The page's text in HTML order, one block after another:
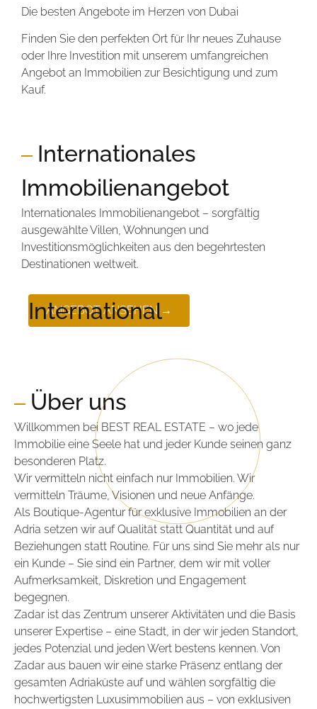
Die besten Angebote im Herzen von Dubai
Finden Sie den perfekten Ort für Ihr neues Zuhause
oder Ihre Investition mit unserem umfangreichen
Angebot an Immobilien zur Besichtigung und zum
Kauf.
Internationales
Immobilienangebot
Internationales Immobilienangebot – sorgfältig
ausgewählte Villen, Wohnungen und
Investitionsmöglichkeiten aus den begehrtesten
Destinationen weltweit.
ANGEBOT ANSEHEN →
International
Über uns
Willkommen bei BEST REAL ESTATE – wo jede
Immobilie eine Seele hat und jeder Kunde seinen ganz
besonderen Platz.
Wir vermitteln nicht einfach nur Immobilien. Wir
vermitteln Träume, Visionen und neue Anfänge.
Als Boutique-Agentur für exklusive Immobilien an der
Adria setzen wir auf Qualität statt Quantität und auf
Beziehungen statt Routine. Für uns sind Sie mehr als nur
ein Kunde – Sie sind ein Partner, dem wir mit voller
Aufmerksamkeit, Diskretion und Engagement
begegnen.
Zadar ist das Zentrum unserer Aktivitäten und die Basis
unserer Expertise – eine Stadt, in der wir jeden Standort,
jedes Potenzial und jeden Wert bestens kennen. Von
Zadar aus bauen wir eine starke Präsenz entlang der
gesamten Adriaküste auf und wählen sorgfältig die
hochwertigsten Luxusimmobilien aus – von exklusiven